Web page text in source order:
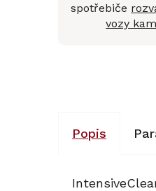
spotřebiče
vozy
Popis